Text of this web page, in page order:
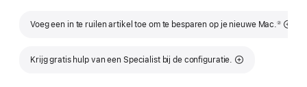
Voeg een in te ruilen artikel toe om te besparen op je nieuwe Mac.
Voetnoot
②
Krijg gratis hulp van een Specialist bij de configuratie.